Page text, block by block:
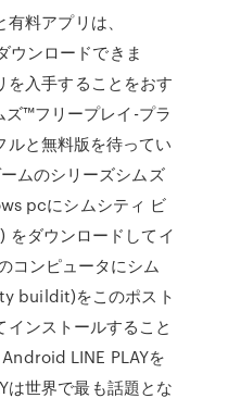
料アプリは、
ンロードできま
入手することをおす
™フリープレイ-プラ
ルと無料版を待ってい
ムのシリーズシムズ
pcにシムシティ ビ
ダウンロードしてイ
コンピュータにシム
buildit)をこのポスト
ンストールすること
LINE PLAYを
は世界で最も話題とな